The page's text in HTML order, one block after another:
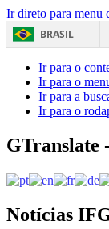
Ir direto para menu
BRASIL
Ir para o
Ir para o
Ir para a
Ir para o
GTranslate
Notícias